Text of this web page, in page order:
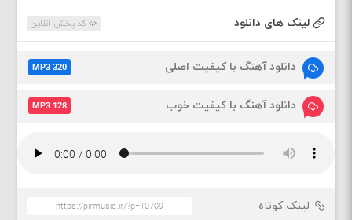
لینک های دانلود کد پخش آنلاین
دانلود آهنگ با کیفیت اصلی MP3 320
دانلود آهنگ با کیفیت خوب MP3 128
لینک کوتاه